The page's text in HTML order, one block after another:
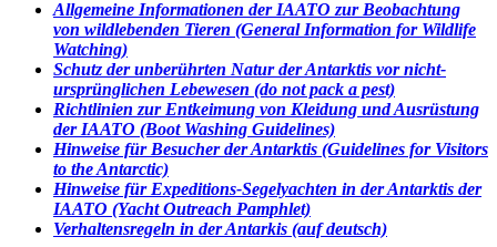
Allgemeine Informationen der IAATO zur Beobachtung
von wildlebenden Tieren (General Information for Wildlife
Watching)
Schutz der unberührten Natur der Antarktis vor nicht-
ursprünglichen Lebewesen (do not pack a pest)
Richtlinien zur Entkeimung von Kleidung und Ausrüstung
der IAATO (Boot Washing Guidelines)
Hinweise für Besucher der Antarktis (Guidelines for Visitors
to the Antarctic)
Hinweise für Expeditions-Segelyachten in der Antarktis der
IAATO (Yacht Outreach Pamphlet)
Verhaltensregeln in der Antarkis (auf deutsch)